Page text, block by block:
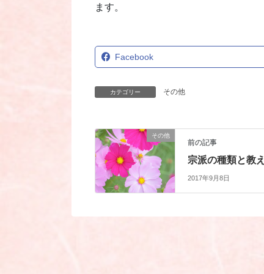
ます。
Facebook
カテゴリー その他
その他
前の記事
宗派の種類と教え
2017年9月8日